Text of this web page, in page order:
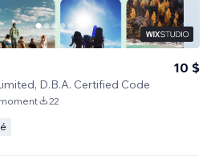
D.B.A. Certified Code
10 $
22